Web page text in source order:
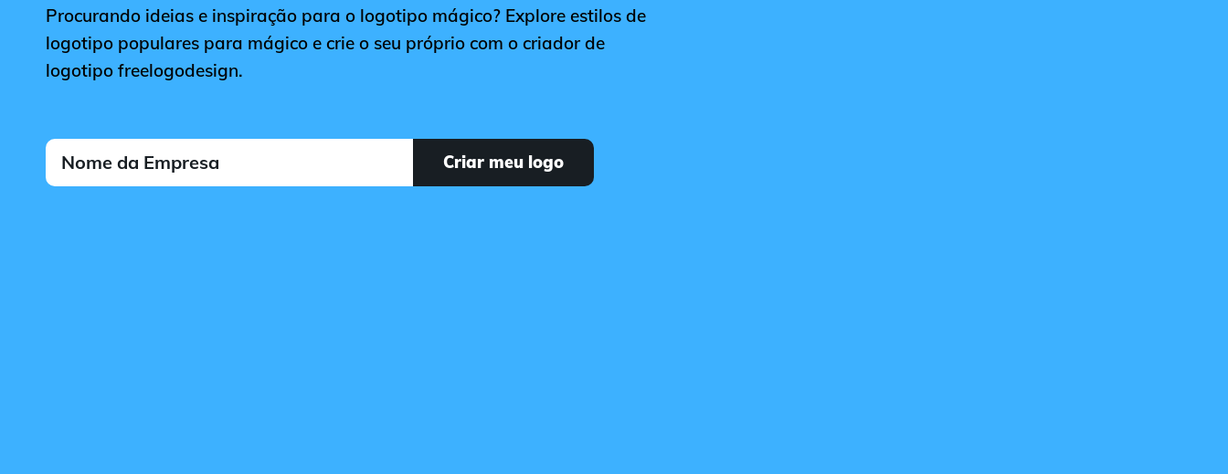
Procurando ideias e inspiração para o logotipo mágico? Explore estilos de
logotipo populares para mágico e crie o seu próprio com o criador de
logotipo freelogodesign.
Criar meu logo